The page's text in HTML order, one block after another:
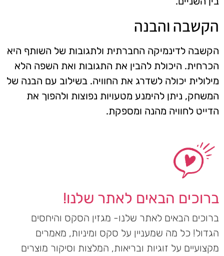
הקשבה והבנה
הקשבה לדינמיקה החברתית ולתגובות של השותף היא
הכרחית. היכולת להבין את התגובות ואת השפה הלא
מילולית יכולה לשדרג את החוויה. בשילוב עם הבנה של
המשחק, ניתן להימנע מטעויות נפוצות ולהפוך את
הדייט לחוויה מהנה ומספקת.
ברוכים הבאים לאתר שלנו!
ברוכים הבאים לאתר שלנו- מגזין הסקס והיחסים
הגדול! כל מה שמעניין על סקס ומיניות, מאמרים
מקצועיים על זוגיות ובריאות, המלצות וסיקור מוצרים